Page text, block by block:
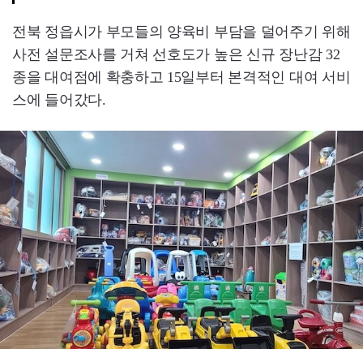
전북 정읍시가 부모들의 양육비 부담을 덜어주기 위해
사전 설문조사를 거쳐 선호도가 높은 신규 장난감 32
종을 대여점에 확충하고 15일부터 본격적인 대여 서비
스에 들어갔다.